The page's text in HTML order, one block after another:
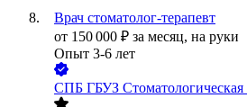
Врач стоматолог-терапевт
от 150 000 ₽ за месяц, на руки
Опыт 3-6 лет
СПБ ГБУЗ